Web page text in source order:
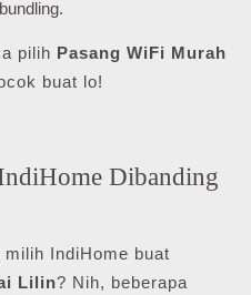
pilih Pasang WiFi Murah
buat lo!
Dibanding
IndiHome buat
Lilin? Nih, beberapa